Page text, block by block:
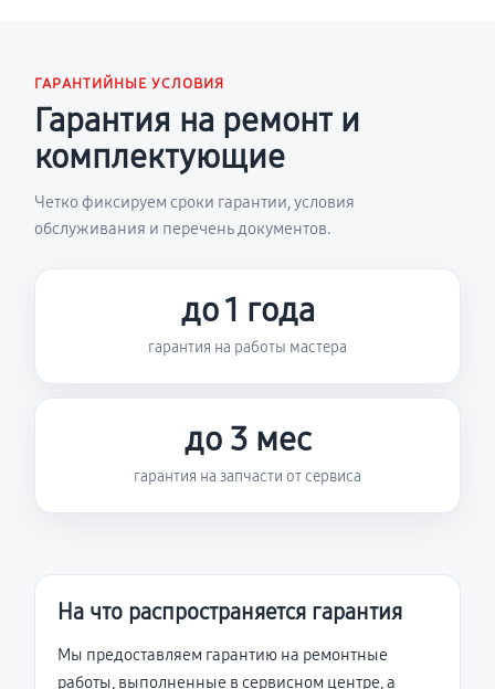
ГАРАНТИЙНЫЕ УСЛОВИЯ
Гарантия на ремонт и
комплектующие
Четко фиксируем сроки гарантии, условия
обслуживания и перечень документов.
до 1 года
гарантия на работы мастера
до 3 мес
гарантия на запчасти от сервиса
На что распространяется гарантия
Мы предоставляем гарантию на ремонтные
работы, выполненные в сервисном центре, а